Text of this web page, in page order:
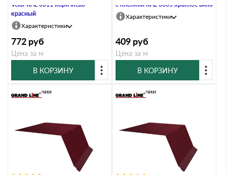
Velur RAL 3011 коричнево-
красный
Характеристики
772 руб
Цена за м
В КОРЗИНУ
с пленкой RAL 3005 красное вино
Характеристики
409 руб
Цена за м
В КОРЗИНУ
В наличии В наличии